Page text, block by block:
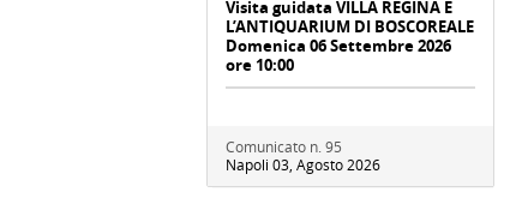
Visita guidata VILLA REGINA E
L’ANTIQUARIUM DI BOSCOREALE
Domenica 06 Settembre 2026
ore 10:00
Comunicato n. 95
Napoli 03, Agosto 2026